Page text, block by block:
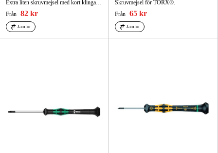
Från 82 kr
Jämför
Skruvmejsel för TORX®.
Från 65 kr
Jämför